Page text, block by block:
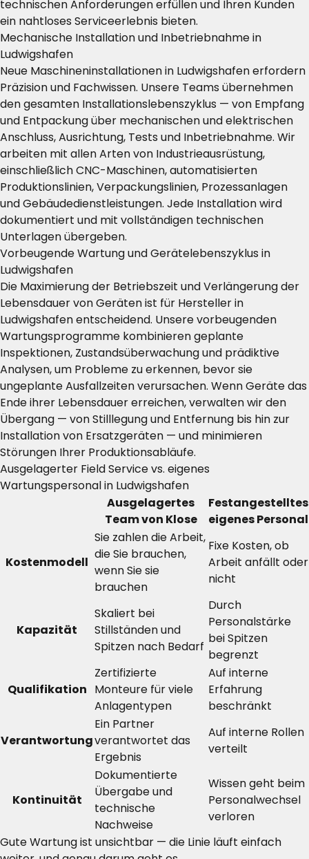
technischen Anforderungen erfüllen und Ihren Kunden
ein nahtloses Serviceerlebnis bieten.
Mechanische Installation und Inbetriebnahme in
Ludwigshafen
Neue Maschineninstallationen in Ludwigshafen erfordern
Präzision und Fachwissen. Unsere Teams übernehmen
den gesamten Installationslebenszyklus — von Empfang
und Entpackung über mechanischen und elektrischen
Anschluss, Ausrichtung, Tests und Inbetriebnahme. Wir
arbeiten mit allen Arten von Industrieausrüstung,
einschließlich CNC-Maschinen, automatisierten
Produktionslinien, Verpackungslinien, Prozessanlagen
und Gebäudedienstleistungen. Jede Installation wird
dokumentiert und mit vollständigen technischen
Unterlagen übergeben.
Vorbeugende Wartung und Gerätelebenszyklus in
Ludwigshafen
Die Maximierung der Betriebszeit und Verlängerung der
Lebensdauer von Geräten ist für Hersteller in
Ludwigshafen entscheidend. Unsere vorbeugenden
Wartungsprogramme kombinieren geplante
Inspektionen, Zustandsüberwachung und prädiktive
Analysen, um Probleme zu erkennen, bevor sie
ungeplante Ausfallzeiten verursachen. Wenn Geräte das
Ende ihrer Lebensdauer erreichen, verwalten wir den
Übergang — von Stilllegung und Entfernung bis hin zur
Installation von Ersatzgeräten — und minimieren
Störungen Ihrer Produktionsabläufe.
Ausgelagerter Field Service vs. eigenes
Wartungspersonal in Ludwigshafen
Ausgelagertes
Team von Klose
Festangestelltes
eigenes Personal
Kostenmodell
Sie zahlen die Arbeit,
die Sie brauchen,
wenn Sie sie
brauchen
Fixe Kosten, ob
Arbeit anfällt oder
nicht
Kapazität
Skaliert bei
Stillständen und
Spitzen nach Bedarf
Durch
Personalstärke
bei Spitzen
begrenzt
Qualifikation
Zertifizierte
Monteure für viele
Anlagentypen
Auf interne
Erfahrung
beschränkt
Verantwortung
Ein Partner
verantwortet das
Ergebnis
Auf interne Rollen
verteilt
Kontinuität
Dokumentierte
Übergabe und
technische
Nachweise
Wissen geht beim
Personalwechsel
verloren
Gute Wartung ist unsichtbar — die Linie läuft einfach